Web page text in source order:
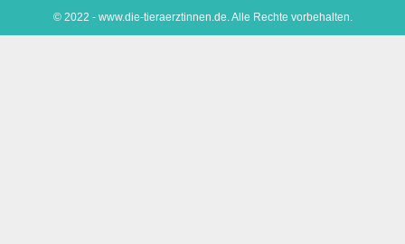
© 2022 - www.die-tieraerztinnen.de. Alle Rechte vorbehalten.